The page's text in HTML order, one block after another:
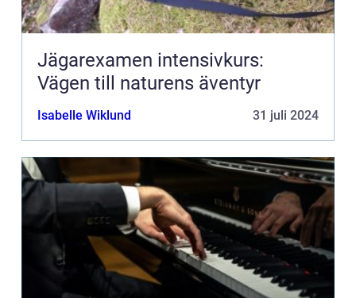
Jägarexamen intensivkurs:
Vägen till naturens äventyr
Isabelle Wiklund 31 juli 2024